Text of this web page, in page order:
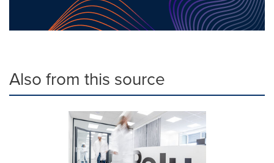
Also from this source